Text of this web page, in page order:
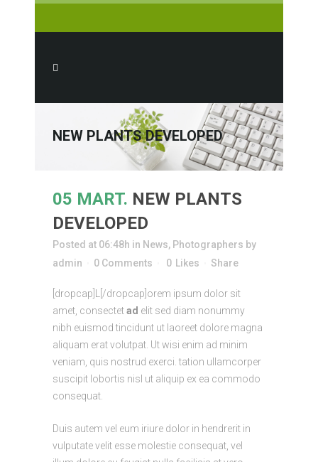
NEW PLANTS DEVELOPED
05 MART. NEW PLANTS
DEVELOPED
Posted at 06:48h in News, Photographers by
admin
0 Comments 0 Likes Share
[dropcap]L[/dropcap]orem ipsum dolor sit
amet, consectetad elit sed diam nonummy
nibh euismod tincidunt ut laoreet dolore magna
aliquam erat volutpat. Ut wisi enim ad minim
veniam, quis nostrud exerci. tation ullamcorper
suscipit lobortis nisl ut aliquip ex ea commodo
consequat.
Duis autem vel eum iriure dolor in hendrerit in
vulputate velit esse molestie consequat, vel